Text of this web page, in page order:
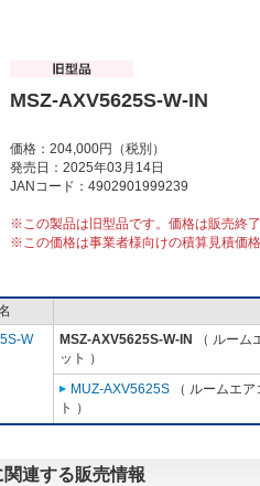
MSZ-AXV5625S-W-IN
価格：204,000円（税別）
発売日：2025年03月14日
JANコード：4902901999239
※この製品は旧型品です。価格は販売終
※この価格は事業者様向けの積算見積価
W
MSZ-AXV5625S-W-IN
（ ルーム
ット ）
MUZ-AXV5625S （ ルームエ
ト ）
連する販売情報